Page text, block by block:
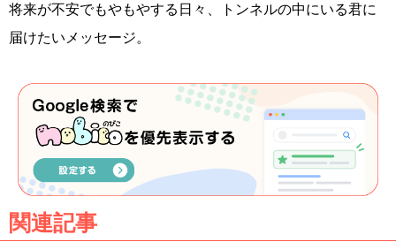
将来が不安でもやもやする日々、トンネルの中にいる君に
届けたいメッセージ。
関連記事